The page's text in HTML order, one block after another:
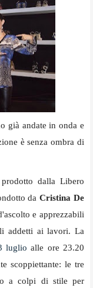
già andate in onda e
è senza ombra di
dalla Libero
daCristina De
e apprezzabili
addetti ai lavori. La
luglio alle ore 23.20
scoppiettante: le tre
a colpi di stile per